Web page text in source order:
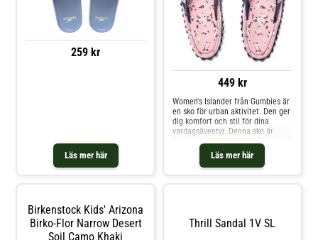
259 kr
Läs mer här
449 kr
Läs mer här
Women's Islander från Gumbies är
en sko för urban aktivitet. Den ger
dig komfort och stil för dina
vardagsäventyr. Denna sko är
livsstilen. Med sin kombination av
stil och funktionalitet är den ett
utmärkt val för promenader i stan,
hela dagen. Isländer är inte bara
en praktisk sko, utan också ett
Birkenstock Kids' Arizona
Birko-Flor Narrow Desert
Soil Camo Khaki
Thrill Sandal 1V SL